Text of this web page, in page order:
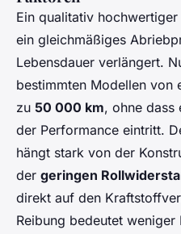
Ein qualitativ
ein gleichmäßiges
Lebensdauer verlängert.
bestimmten Modellen von
zu 50 000 km, ohne dass
der Performance eintritt.
hängt stark von der
der geringen
direkt auf den
Reibung bedeutet